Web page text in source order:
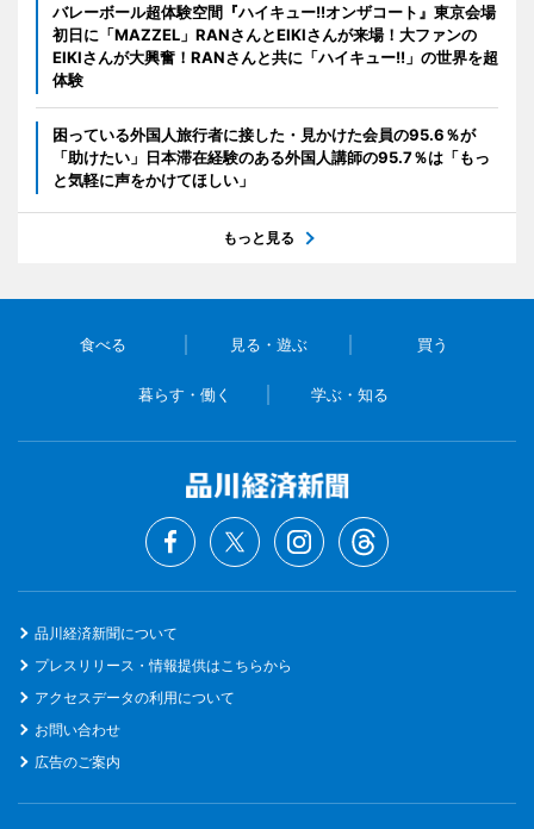
バレーボール超体験空間『ハイキュー!!オンザコート』東京会場
初日に「MAZZEL」RANさんとEIKIさんが来場！大ファンの
EIKIさんが大興奮！RANさんと共に「ハイキュー!!」の世界を超
体験
困っている外国人旅行者に接した・見かけた会員の95.6％が
「助けたい」日本滞在経験のある外国人講師の95.7％は「もっ
と気軽に声をかけてほしい」
もっと見る
食べる 見る・遊ぶ 買う
暮らす・働く 学ぶ・知る
品川経済新聞について
プレスリリース・情報提供はこちらから
アクセスデータの利用について
お問い合わせ
広告のご案内